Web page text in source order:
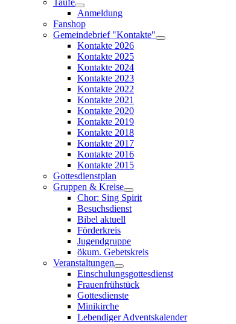
Taufe
Anmeldung
Fanshop
Gemeindebrief "Kontakte"
Kontakte 2026
Kontakte 2025
Kontakte 2024
Kontakte 2023
Kontakte 2022
Kontakte 2021
Kontakte 2020
Kontakte 2019
Kontakte 2018
Kontakte 2017
Kontakte 2016
Kontakte 2015
Gottesdienstplan
Gruppen & Kreise
Chor: Sing Spirit
Besuchsdienst
Bibel aktuell
Förderkreis
Jugendgruppe
ökum. Gebetskreis
Veranstaltungen
Einschulungsgottesdienst
Frauenfrühstück
Gottesdienste
Minikirche
Lebendiger Adventskalender